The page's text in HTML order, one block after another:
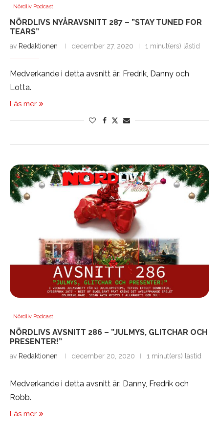
Nördliv Podcast
NÖRDLIVS NYÅRAVSNITT 287 – ”STAY TUNED FOR
TEARS”
av Redaktionen december 27, 2020 1 minut(ers) lästid
Medverkande i detta avsnitt är: Fredrik, Danny och
Lotta.
Läs mer
Nördliv Podcast
NÖRDLIVS AVSNITT 286 – ”JULMYS, GLITCHAR OCH
PRESENTER!”
av Redaktionen december 20, 2020 1 minut(ers) lästid
Medverkande i detta avsnitt är: Danny, Fredrik och
Robb.
Läs mer